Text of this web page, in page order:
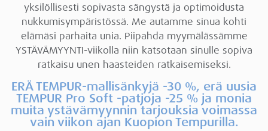
yksilöllisesti sopivasta sängystä ja optimoidusta
nukkumisympäristössä. Me autamme sinua kohti
elämäsi parhaita unia. Piipahda myymälässämme
YSTÄVÄMYYNTI-viikolla niin katsotaan sinulle sopiva
ratkaisu unen haasteiden ratkaisemiseksi.
ERÄ TEMPUR-mallisänkyjä -30 %, erä uusia
TEMPUR Pro Soft -patjoja -25 % ja monia
muita ystävämyynnin tarjouksia voimassa
vain viikon ajan Kuopion Tempurilla.